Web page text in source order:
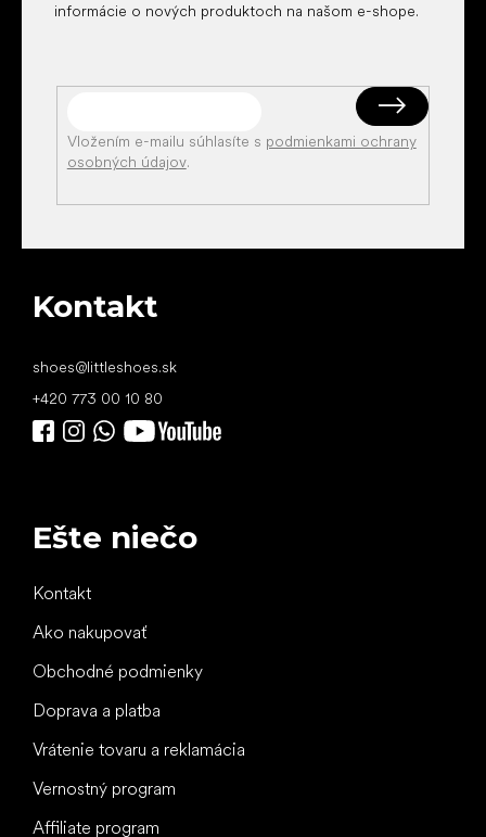
informácie o nových produktoch na našom e-shope.
Vložením e-mailu súhlasíte s podmienkami ochrany
osobných údajov.
Kontakt
shoes@littleshoes.sk
+420 773 00 10 80
Ešte niečo
Kontakt
Ako nakupovať
Obchodné podmienky
Doprava a platba
Vrátenie tovaru a reklamácia
Vernostný program
Affiliate program